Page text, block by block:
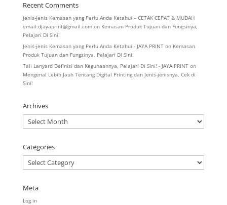
Recent Comments
Jenis-jenis Kemasan yang Perlu Anda Ketahui – CETAK CEPAT & MUDAH
email:djayaprint@gmail.comon Kemasan Produk Tujuan dan Fungsinya,
Pelajari Di Sini!
Jenis-jenis Kemasan yang Perlu Anda Ketahui - JAYA PRINTon Kemasan
Produk Tujuan dan Fungsinya, Pelajari Di Sini!
Tali Lanyard Definisi dan Kegunaannya, Pelajari Di Sini! - JAYA PRINTon
Mengenal Lebih Jauh Tentang Digital Printing dan Jenis-jenisnya, Cek di
Sini!
Archives
Archives
Categories
Categories
Meta
Log in